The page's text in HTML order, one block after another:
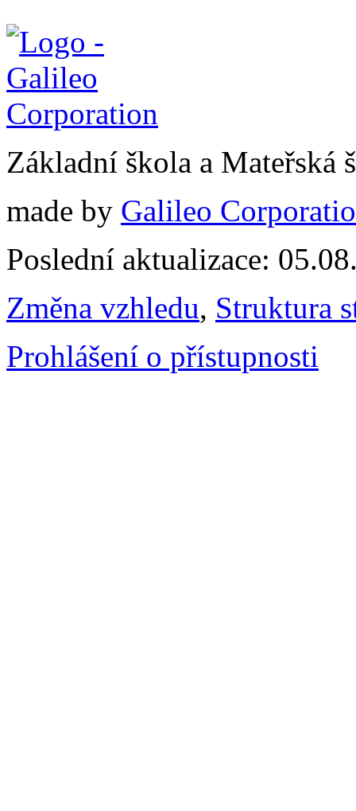
Základní škola a
made by Galileo
Poslední aktualizace:
Změna vzhledu, Struktura
Prohlášení o přístupnosti